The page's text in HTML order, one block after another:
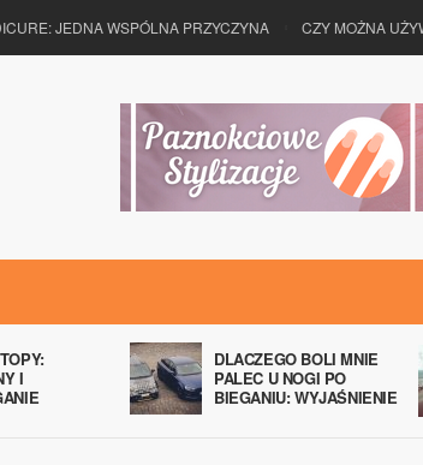
JEDNA WSPÓLNA PRZYCZYNA CZY MOŻNA
I
DLACZEGO BOLI MNIE
PALEC U NOGI PO
BIEGANIU: WYJAŚNIENIE